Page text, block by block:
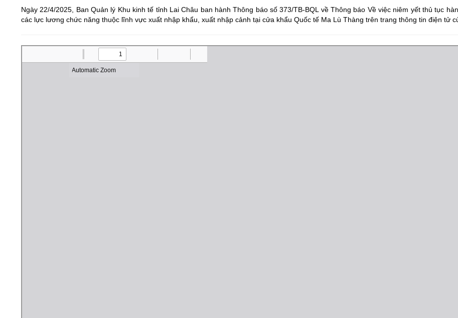
Đoàn thanh niên
Tuyên truyền
Bảo vệ nền tảng tư tưởng của Đảng
Xin ý kiến về dự thảo văn bản quy phạm pháp luật
Văn bản pháp quy
Thông báo mời họp
Ngày 22/4/2025, Ban Quản lý Khu kinh tế tỉnh Lai Châu ban hành Thông báo số 373/TB-BQL về Thông báo Về việc niêm yết thủ tục
các lực lương chức năng thuộc lĩnh vực xuất nhập khẩu, xuất nhập cảnh tại cửa khẩu Quốc tế Ma Lù Thàng trên trang thông tin điện tử